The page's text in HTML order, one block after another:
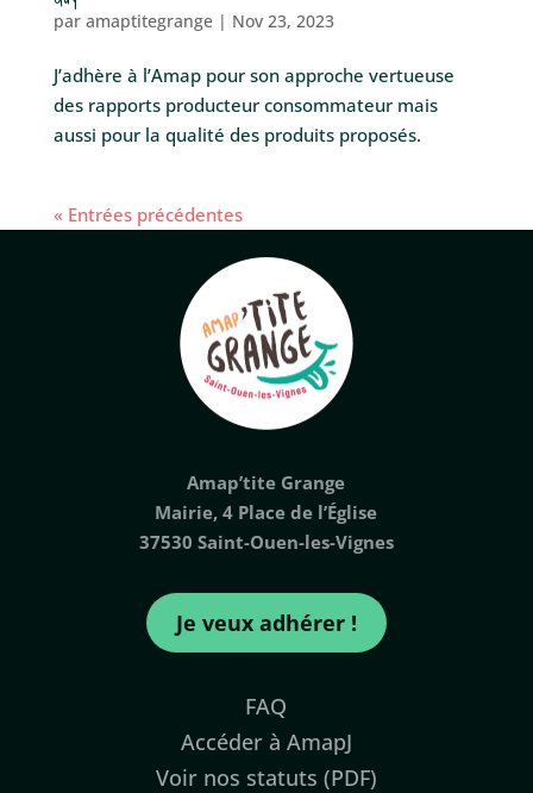
par amaptitegrange| Nov 23, 2023
J’adhère à l’Amap pour son approche vertueuse
des rapports producteur consommateur mais
aussi pour la qualité des produits proposés.
« Entrées précédentes
Amap’tite Grange
Mairie, 4 Place de l’Église
37530 Saint-Ouen-les-Vignes
Je veux adhérer !
FAQ
Accéder à AmapJ
Voir nos statuts (PDF)